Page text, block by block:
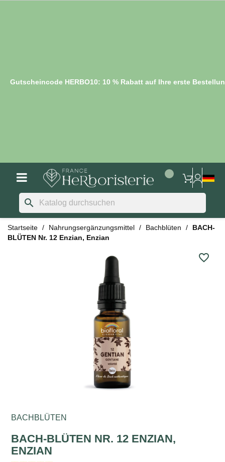
Gutscheincode HERBO10: 10 % Rabatt auf Ihre erste
search
Startseite Nahrungsergänzungsmittel Bachblüten
BACH-
BLÜTEN Nr. 12 Enzian, Enzian
favorite_border
BACHBLÜTEN
BACH-BLÜTEN NR. 12 ENZIAN,
ENZIAN